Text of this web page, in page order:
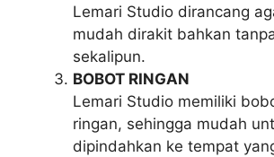
Lemari Studio dirancang
mudah dirakit bahkan
sekalipun.
BOBOT RINGAN
Lemari Studio memiliki
ringan, sehingga mudah
dipindahkan ke tempat